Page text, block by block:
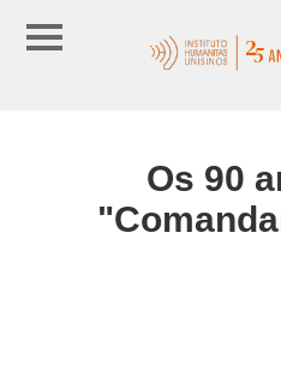
Os 90